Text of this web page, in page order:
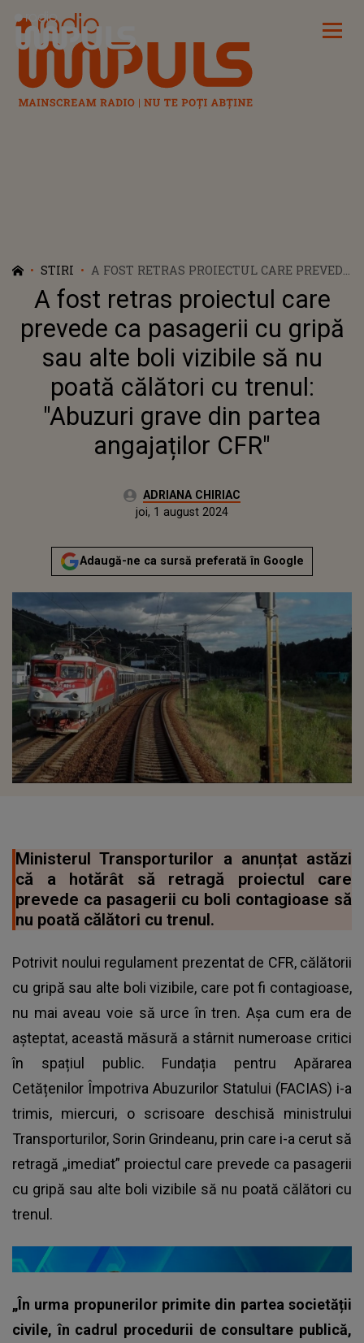
Radio Impuls
STIRI
A FOST RETRAS PROIECTUL CARE PREVEDE
CA PASAGERII CU GRIPĂ SAU ALTE BOLI
VIZIBILE SĂ NU POATĂ CĂLĂTORI CU
TRENUL: "ABUZURI GRAVE DIN PARTEA
ANGAJAȚILOR CFR"
A fost retras proiectul care
prevede ca pasagerii cu gripă
sau alte boli vizibile să nu
poată călători cu trenul:
"Abuzuri grave din partea
angajaților CFR"
Autor:ADRIANA CHIRIAC
Actualizat:
joi, 1 august 2024
Adaugă-ne ca sursă preferată în Google
Ministerul Transporturilor a anunțat astăzi
că a hotărât să retragă proiectul care
prevede ca pasagerii cu boli contagioase să
nu poată călători cu trenul.
Potrivit noului regulament prezentat de CFR, călătorii
cu gripă sau alte boli vizibile, care pot fi contagioase,
nu mai aveau voie să urce în tren. Așa cum era de
așteptat, această măsură a stârnit numeroase critici
în spațiul public. Fundația pentru Apărarea
Cetățenilor Împotriva Abuzurilor Statului (FACIAS) i-a
trimis, miercuri, o scrisoare deschisă ministrului
Transporturilor, Sorin Grindeanu, prin care i-a cerut să
retragă „imediat” proiectul care prevede ca pasagerii
cu gripă sau alte boli vizibile să nu poată călători cu
trenul.
„În urma propunerilor primite din partea societății
civile, în cadrul procedurii de consultare publică,